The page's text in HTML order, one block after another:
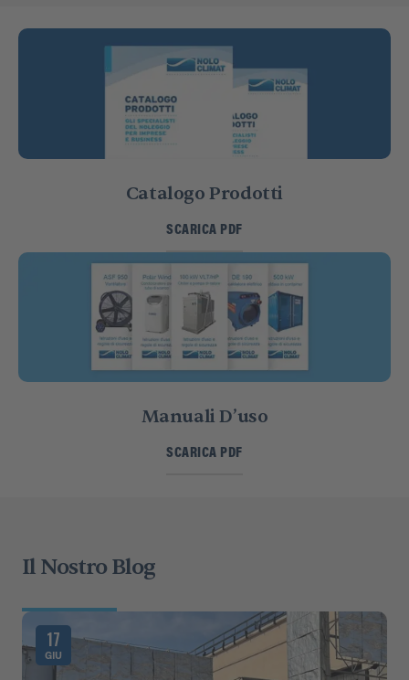
Catalogo Prodotti
SCARICA PDF
Manuali D’uso
SCARICA PDF
Il Nostro Blog
17
GIU